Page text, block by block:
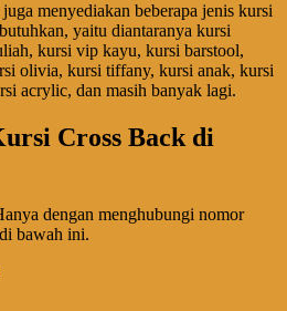
menyediakan beberapa jenis kursi
yaitu diantaranya kursi
kursi vip kayu, kursi barstool,
olivia, kursi tiffany, kursi anak, kursi
acrylic, dan masih banyak lagi.
Cross Back di
dengan menghubungi nomor
bawah ini.